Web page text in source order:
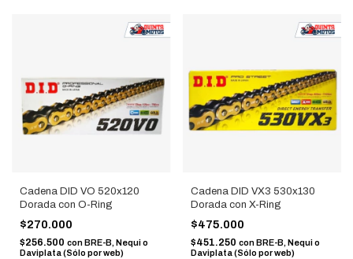
Cadena DID VO 520x120
Dorada con O-Ring
$270.000
$256.500 con BRE-B, Nequi o
Daviplata (Sólo por web)
Cadena DID VX3 530x130
Dorada con X-Ring
$475.000
$451.250 con BRE-B, Nequi o
Daviplata (Sólo por web)